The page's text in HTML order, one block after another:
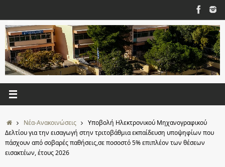
περιεχόμενο
ΑρχικήΝέα-Ανακοινώσεις
Υποβολή Ηλεκτρονικού Μηχανογραφικού
Δελτίου για την εισαγωγή στην τριτοβάθμια εκπαίδευση υποψηφίων που
πάσχουν από σοβαρές παθήσεις,σε ποσοστό 5% επιπλέον των θέσεων
εισακτέων, έτους 2026